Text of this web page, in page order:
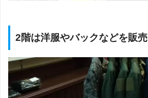
2階は洋服やバックなどを販売